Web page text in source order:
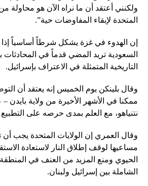
ولكنني أعتقد أن ما نراه الآن هو محاولة
المتحدة لإبقاء المفاوضات حية”.
إن الهدوء في غزة يشكل شرطاً أساسياً إذا
السعودية تريد المضي قدماً في
التاريخية المتمثلة في الاعتراف بإسرائيل.
وقال بلينكن يوم الخميس إنه يعتقد أن
ممكنا في الأشهر الأخيرة من ولاية بايدن
نتنياهو، مع العلم بمدى حرصه على
وقال العمري إن الولايات المتحدة يجب
مساعيها لوقف إطلاق النار لاستعادة
الحيوي ومنع المزيد من العنف في
الشاملة بين إسرائيل ولبنان.